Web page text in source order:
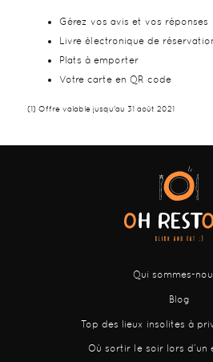
Gérez vos avis et vos réponses
Livre électronique de
Plats à emporter
Votre carte en QR code
(1) Offre valable jusqu'au 31 août 2021
Qui sommes-
Blog
Top des lieux insolites à
Où sortir le soir lors d’un